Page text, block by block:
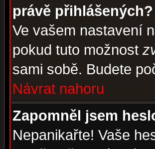
právě přihlášených?
Ve vašem nastavení
pokud tuto možnost
sami sobě. Budete
Návrat nahoru
Zapomněl jsem
Nepanikařte! Vaše